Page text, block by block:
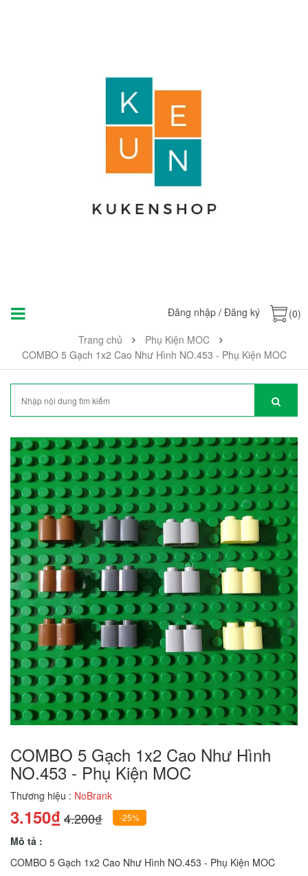
Đăng nhập / Đăng ký
(0)
Trang chủ
Phụ Kiện MOC
COMBO 5 Gạch 1x2 Cao Như Hình NO.453 - Phụ Kiện MOC
COMBO 5 Gạch 1x2 Cao Như Hình
NO.453 - Phụ Kiện MOC
Thương hiệu : NoBrank
3.150₫4.200₫ -25%
Mô tả :
COMBO 5 Gạch 1x2 Cao Như Hình NO.453 - Phụ Kiện MOC